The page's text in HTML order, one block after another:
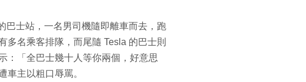
巴士站，一名男司機隨即離車而去，跑
多名乘客排隊，而尾隨 Tesla 的巴士則
：「全巴士幾十人等你兩個，好意思
車主以粗口辱罵。